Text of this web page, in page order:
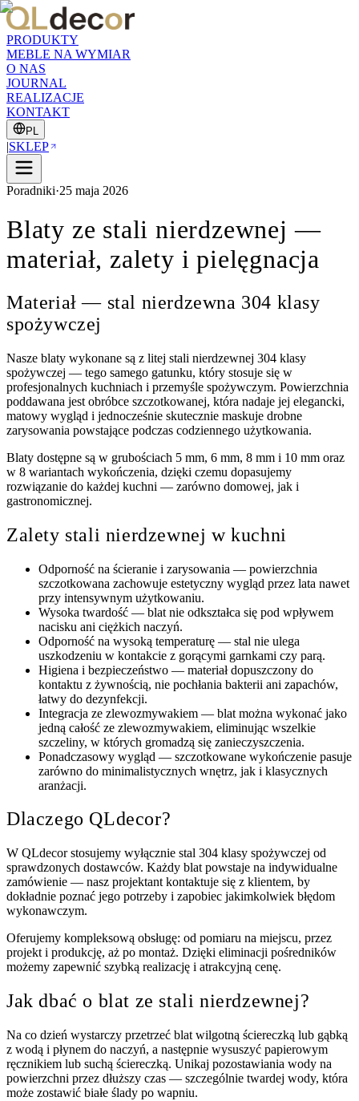
PRODUKTY
MEBLE NA WYMIAR
O NAS
JOURNAL
REALIZACJE
KONTAKT
PL
|SKLEP
Poradniki·25 maja 2026
Blaty ze stali nierdzewnej —
materiał, zalety i pielęgnacja
Materiał — stal nierdzewna 304 klasy
spożywczej
Nasze blaty wykonane są z litej stali nierdzewnej 304 klasy
spożywczej — tego samego gatunku, który stosuje się w
profesjonalnych kuchniach i przemyśle spożywczym. Powierzchnia
poddawana jest obróbce szczotkowanej, która nadaje jej elegancki,
matowy wygląd i jednocześnie skutecznie maskuje drobne
zarysowania powstające podczas codziennego użytkowania.
Blaty dostępne są w grubościach 5 mm, 6 mm, 8 mm i 10 mm oraz
w 8 wariantach wykończenia, dzięki czemu dopasujemy
rozwiązanie do każdej kuchni — zarówno domowej, jak i
gastronomicznej.
Zalety stali nierdzewnej w kuchni
Odporność na ścieranie i zarysowania — powierzchnia
szczotkowana zachowuje estetyczny wygląd przez lata nawet
przy intensywnym użytkowaniu.
Wysoka twardość — blat nie odkształca się pod wpływem
nacisku ani ciężkich naczyń.
Odporność na wysoką temperaturę — stal nie ulega
uszkodzeniu w kontakcie z gorącymi garnkami czy parą.
Higiena i bezpieczeństwo — materiał dopuszczony do
kontaktu z żywnością, nie pochłania bakterii ani zapachów,
łatwy do dezynfekcji.
Integracja ze zlewozmywakiem — blat można wykonać jako
jedną całość ze zlewozmywakiem, eliminując wszelkie
szczeliny, w których gromadzą się zanieczyszczenia.
Ponadczasowy wygląd — szczotkowane wykończenie pasuje
zarówno do minimalistycznych wnętrz, jak i klasycznych
aranżacji.
Dlaczego QLdecor?
W QLdecor stosujemy wyłącznie stal 304 klasy spożywczej od
sprawdzonych dostawców. Każdy blat powstaje na indywidualne
zamówienie — nasz projektant kontaktuje się z klientem, by
dokładnie poznać jego potrzeby i zapobiec jakimkolwiek błędom
wykonawczym.
Oferujemy kompleksową obsługę: od pomiaru na miejscu, przez
projekt i produkcję, aż po montaż. Dzięki eliminacji pośredników
możemy zapewnić szybką realizację i atrakcyjną cenę.
Jak dbać o blat ze stali nierdzewnej?
Na co dzień wystarczy przetrzeć blat wilgotną ściereczką lub gąbką
z wodą i płynem do naczyń, a następnie wysuszyć papierowym
ręcznikiem lub suchą ściereczką. Unikaj pozostawiania wody na
powierzchni przez dłuższy czas — szczególnie twardej wody, która
może zostawić białe ślady po wapniu.